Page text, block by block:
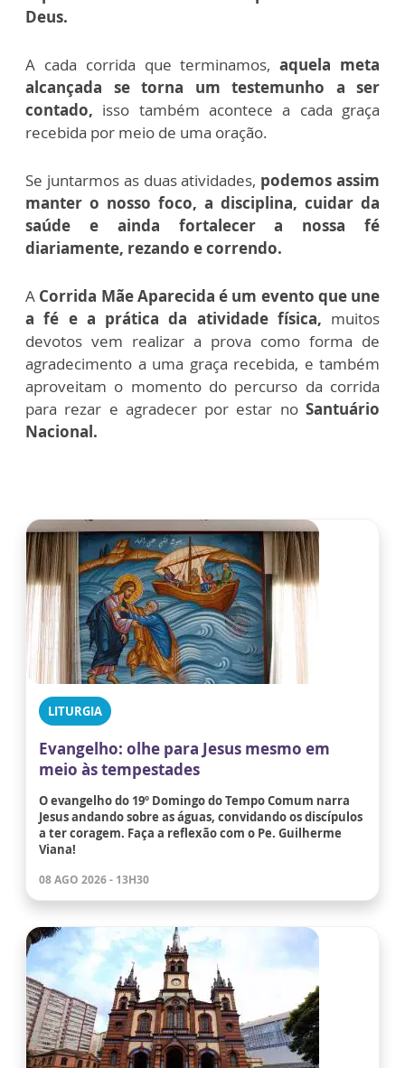
Deus.
A cada corrida que terminamos,aquela meta
alcançada se torna um testemunho a ser
contado, isso também acontece a cada graça
recebida por meio de uma oração.
Se juntarmos as duas atividades, podemos assim
manter o nosso foco, a disciplina, cuidar da
saúde e ainda fortalecer a nossa fé
diariamente, rezando e correndo.
A Corrida Mãe Aparecida é um evento que une
a fé e a prática da atividade física, muitos
devotos vem realizar a prova como forma de
agradecimento a uma graça recebida, e também
aproveitam o momento do percurso da corrida
para rezar e agradecer por estar no Santuário
Nacional.
LITURGIA
Evangelho: olhe para Jesus mesmo em
meio às tempestades
O evangelho do 19º Domingo do Tempo Comum narra
Jesus andando sobre as águas, convidando os discípulos
a ter coragem. Faça a reflexão com o Pe. Guilherme
Viana!
08 AGO 2026 - 13H30